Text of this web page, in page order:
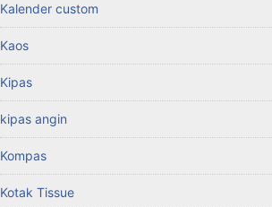
Kalender custom
Kaos
Kipas
kipas angin
Kompas
Kotak Tissue